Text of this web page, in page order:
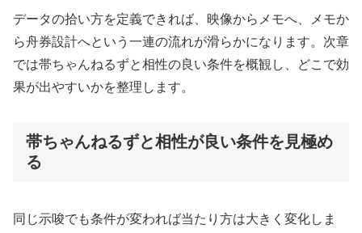
データの拾い方を定義できれば、映像からメモへ、メモか
ら舟券設計へという一連の流れが滑らかになります。次章
では帯ちゃんねるずと相性の良い条件を概観し、どこで効
果が出やすいかを整理します。
帯ちゃんねるずと相性が良い条件を見極め
る
同じ示唆でも条件が変われば当たり方は大きく変化しま